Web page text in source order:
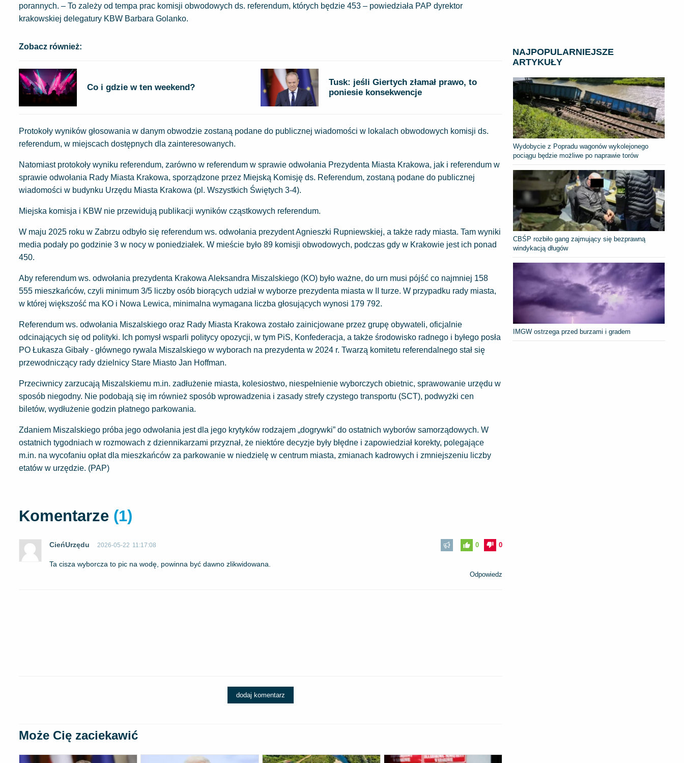
porannych. – To zależy od tempa prac komisji obwodowych ds. referendum, których będzie 453 – powiedziała PAP dyrektor
krakowskiej delegatury KBW Barbara Golanko.
Zobacz również:
Co i gdzie w ten weekend?
Tusk: jeśli Giertych złamał prawo, to
poniesie konsekwencje
Protokoły wyników głosowania w danym obwodzie zostaną podane do publicznej wiadomości w lokalach obwodowych komisji ds.
referendum, w miejscach dostępnych dla zainteresowanych.
Natomiast protokoły wyniku referendum, zarówno w referendum w sprawie odwołania Prezydenta Miasta Krakowa, jak i referendum w
sprawie odwołania Rady Miasta Krakowa, sporządzone przez Miejską Komisję ds. Referendum, zostaną podane do publicznej
wiadomości w budynku Urzędu Miasta Krakowa (pl. Wszystkich Świętych 3-4).
Miejska komisja i KBW nie przewidują publikacji wyników cząstkowych referendum.
W maju 2025 roku w Zabrzu odbyło się referendum ws. odwołania prezydent Agnieszki Rupniewskiej, a także rady miasta. Tam wyniki
media podały po godzinie 3 w nocy w poniedziałek. W mieście było 89 komisji obwodowych, podczas gdy w Krakowie jest ich ponad
450.
Aby referendum ws. odwołania prezydenta Krakowa Aleksandra Miszalskiego (KO) było ważne, do urn musi pójść co najmniej 158
555 mieszkańców, czyli minimum 3/5 liczby osób biorących udział w wyborze prezydenta miasta w II turze. W przypadku rady miasta,
w której większość ma KO i Nowa Lewica, minimalna wymagana liczba głosujących wynosi 179 792.
Referendum ws. odwołania Miszalskiego oraz Rady Miasta Krakowa zostało zainicjowane przez grupę obywateli, oficjalnie
odcinających się od polityki. Ich pomysł wsparli politycy opozycji, w tym PiS, Konfederacja, a także środowisko radnego i byłego posła
PO Łukasza Gibały - głównego rywala Miszalskiego w wyborach na prezydenta w 2024 r. Twarzą komitetu referendalnego stał się
przewodniczący rady dzielnicy Stare Miasto Jan Hoffman.
Przeciwnicy zarzucają Miszalskiemu m.in. zadłużenie miasta, kolesiostwo, niespełnienie wyborczych obietnic, sprawowanie urzędu w
sposób niegodny. Nie podobają się im również sposób wprowadzenia i zasady strefy czystego transportu (SCT), podwyżki cen
biletów, wydłużenie godzin płatnego parkowania.
Zdaniem Miszalskiego próba jego odwołania jest dla jego krytyków rodzajem „dogrywki” do ostatnich wyborów samorządowych. W
ostatnich tygodniach w rozmowach z dziennikarzami przyznał, że niektóre decyzje były błędne i zapowiedział korekty, polegające
m.in. na wycofaniu opłat dla mieszkańców za parkowanie w niedzielę w centrum miasta, zmianach kadrowych i zmniejszeniu liczby
etatów w urzędzie. (PAP)
Komentarze (1)
CieńUrzędu 2026-05-22 11:17:08 0
0
Ta cisza wyborcza to pic na wodę, powinna być dawno zlikwidowana.
Odpowiedz
dodaj komentarz
Może Cię zaciekawić
NAJPOPULARNIEJSZE
ARTYKUŁY
Wydobycie z Popradu wagonów wykolejonego
pociągu będzie możliwe po naprawie torów
CBŚP rozbiło gang zajmujący się bezprawną
windykacją długów
IMGW ostrzega przed burzami i gradem